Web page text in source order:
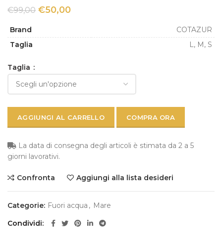
€99,00 €50,00
Brand
COTAZUR
Taglia
L, M, S
Taglia
AGGIUNGI AL CARRELLO COMPRA ORA
La data di consegna degli articoli è stimata da 2 a 5
giorni lavorativi.
Confronta Aggiungi alla lista desideri
Categorie: Fuori acqua , Mare
Condividi